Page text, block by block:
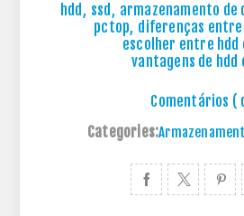
hdd , ssd , armazenamento de
pctop, diferenças entre
escolher entre hdd
vantagens de hdd
Comentários (
Categories: